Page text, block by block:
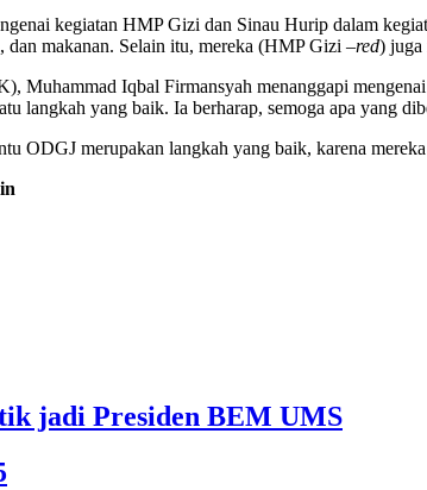
kegiatan HMP Gizi dan Sinau Hurip dalam
dan makanan. Selain itu, mereka (HMP Gizi –red) juga
Muhammad Iqbal Firmansyah menanggapi
langkah yang baik. Ia berharap, semoga apa yang
ODGJ merupakan langkah yang baik, karena
jadi Presiden BEM UMS